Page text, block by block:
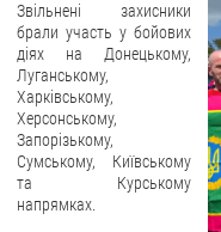
Запит на отримання публічної
Облік публічної інформації
Питання запобігання корупції
Публічні закупівлі
Внутрішній аудит
ДЕРЖАВНИЙ РЕЄСТР САНКЦІЙ
Звільнені захисники
брали участь у бойових
діях на Донецькому,
Луганському,
Харківському,
Херсонському,
Запорізькому,
Сумському, Київському
та Курському
напрямках.